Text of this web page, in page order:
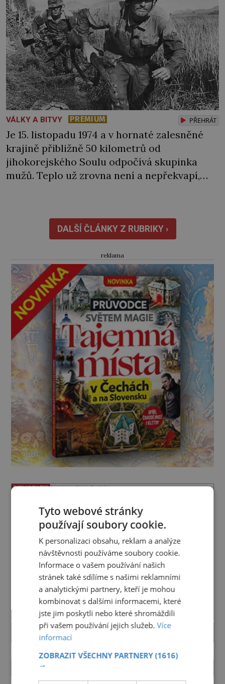
VÁLKY A BITVY PREMIUM PŘEHRÁT
Je 15. listopadu 1974 a v hornaté zalesněné
krajině přibližně 50 kilometrů od
jihokorejského Soulu odpočívá skupinka
mužů. Teplo už zrovna není a nepřekvapí,
nedaleký teplý vzduch stoupající ze země.
Vydá se na průzkum… Jak se k místu
přibližuje, slyší i sílící neznámé […]
DALŠÍ ČLÁNKY Z RUBRIKY ›
reklama
PROLISTOVAT
ZAJÍMAVOSTI
Tyto webové stránky
používají soubory cookie.
K personalizaci obsahu, reklam a analýze
návštěvnosti používáme soubory cookie.
Informace o vašem používání našich
stránek také sdílíme s našimi reklamními
a analytickými partnery, kteří je mohou
kombinovat s dalšími informacemi, které
jste jim poskytli nebo které shromáždili
při vašem používání jejich služeb.Více
informací
ZOBRAZIT VŠECHNY PARTNERY(1616)
→